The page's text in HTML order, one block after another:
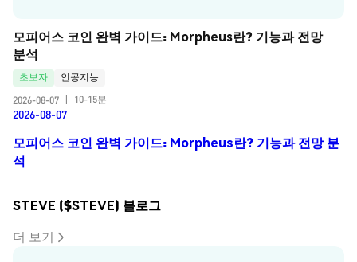
모피어스 코인 완벽 가이드: Morpheus란? 기능과 전망
분석
초보자
인공지능
2026-08-07
10-15분
2026-08-07
모피어스 코인 완벽 가이드: Morpheus란? 기능과 전망 분
석
STEVE ($STEVE) 블로그
더 보기